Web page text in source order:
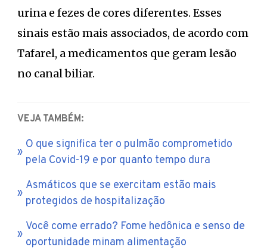
urina e fezes de cores diferentes. Esses
sinais estão mais associados, de acordo com
Tafarel, a medicamentos que geram lesão
no canal biliar.
VEJA TAMBÉM:
O que significa ter o pulmão comprometido
pela Covid-19 e por quanto tempo dura
Asmáticos que se exercitam estão mais
protegidos de hospitalização
Você come errado? Fome hedônica e senso de
oportunidade minam alimentação